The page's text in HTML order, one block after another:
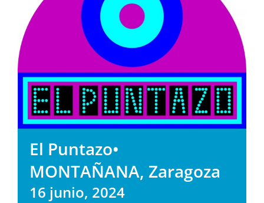
El Puntazo•
MONTAÑANA, Zaragoza
16 junio, 2024